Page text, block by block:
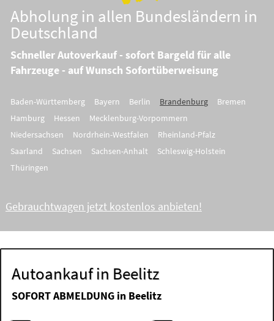
Abholung in allen Bundesländern in
Deutschland
Schneller Autoverkauf - sofort Bargeld für alle
Fahrzeuge - auf Wunsch Sofortüberweisung
Baden-Württemberg Bayern Berlin Brandenburg
Bremen
Hamburg
Hessen
Mecklenburg-Vorpommern
Niedersachsen
Nordrhein-Westfalen
Rheinland-Pfalz
Saarland
Sachsen Sachsen-Anhalt
Schleswig-Holstein
Thüringen
Gebrauchtwagen jetzt kostenlos anbieten!
Autoankauf in Beelitz
SOFORT ABMELDUNG in Beelitz